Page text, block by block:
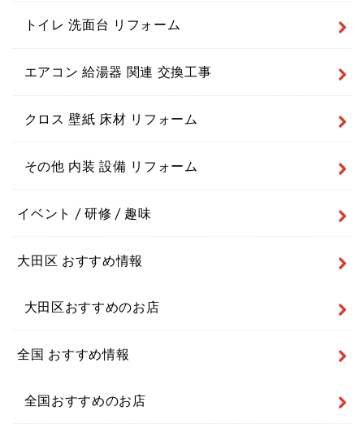
トイレ 洗面台 リフォーム
エアコン 給湯器 関連 交換工事
クロス 壁紙 床材 リフォーム
その他 内装 設備 リフォーム
イベント / 研修 / 趣味
大田区 おすすめ情報
大田区おすすめのお店
全国 おすすめ情報
全国おすすめのお店